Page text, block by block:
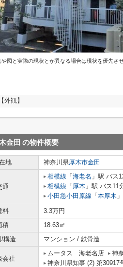
図と実際の現状とが異なる場合は現状を優先さ
【外観】
金田 の物件概要
地 神奈川県厚木市金田
通
相模線 「 海老名 」駅 バス
相模線 「 厚木 」駅 バス11
小田急小田原線 「 本厚木
料 3.3万円
積
18.63㎡
/構造
マンション / 鉄骨造
会社
ムータス 海老名店 神
神奈川県知事 (2) 第30917